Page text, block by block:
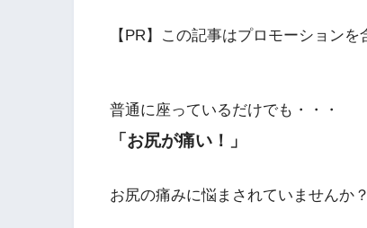
【PR】この記事はプロモーションを
普通に座っているだけでも・・・
「お尻が痛い！」
お尻の痛みに悩まされていませんか？